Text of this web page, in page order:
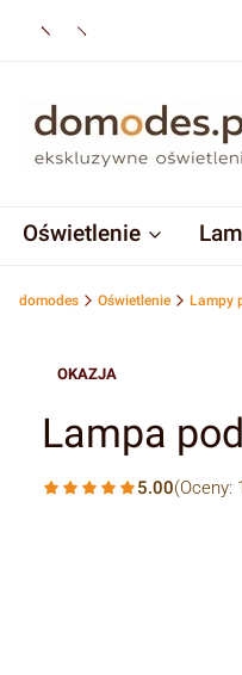
Oświetlenie
domodes Oświetlenie Lampy
OKAZJA
Lampa
5.00(Oceny: